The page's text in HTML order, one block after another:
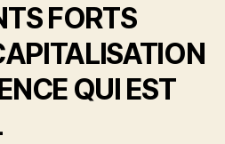
FORTS
QUI EST